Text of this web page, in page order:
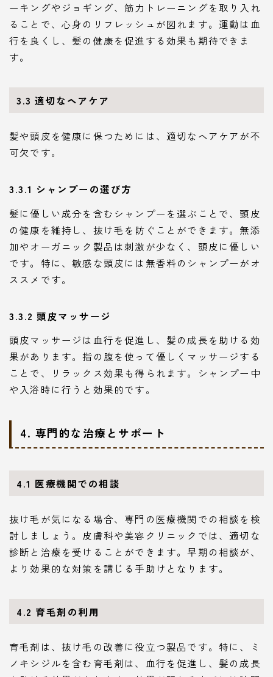
ーキングやジョギング、筋力トレーニングを取り入れ
ることで、心身のリフレッシュが図れます。運動は血
行を良くし、髪の健康を促進する効果も期待できま
す。
3.3 適切なヘアケア
髪や頭皮を健康に保つためには、適切なヘアケアが不
可欠です。
3.3.1 シャンプーの選び方
髪に優しい成分を含むシャンプーを選ぶことで、頭皮
の健康を維持し、抜け毛を防ぐことができます。無添
加やオーガニック製品は刺激が少なく、頭皮に優しい
です。特に、敏感な頭皮には無香料のシャンプーがオ
ススメです。
3.3.2 頭皮マッサージ
頭皮マッサージは血行を促進し、髪の成長を助ける効
果があります。指の腹を使って優しくマッサージする
ことで、リラックス効果も得られます。シャンプー中
や入浴時に行うと効果的です。
4. 専門的な治療とサポート
4.1 医療機関での相談
抜け毛が気になる場合、専門の医療機関での相談を検
討しましょう。皮膚科や美容クリニックでは、適切な
診断と治療を受けることができます。早期の相談が、
より効果的な対策を講じる手助けとなります。
4.2 育毛剤の利用
育毛剤は、抜け毛の改善に役立つ製品です。特に、ミ
ノキシジルを含む育毛剤は、血行を促進し、髪の成長